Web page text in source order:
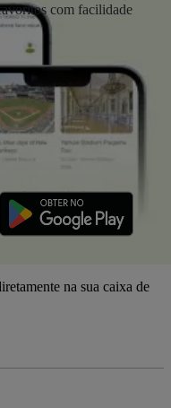
com facilidade
na sua caixa de